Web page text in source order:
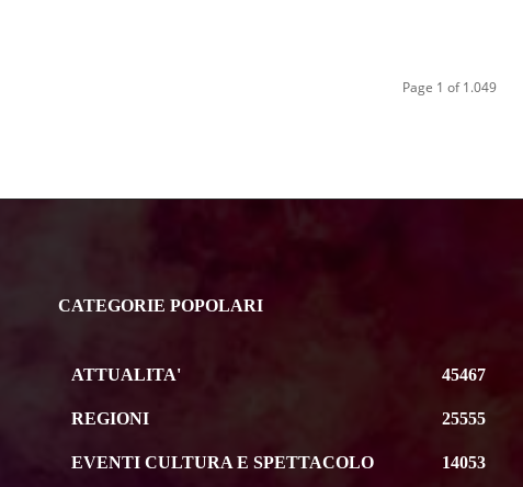
Page 1 of 1.049
CATEGORIE POPOLARI
ATTUALITA' 45467
REGIONI 25555
EVENTI CULTURA E SPETTACOLO 14053